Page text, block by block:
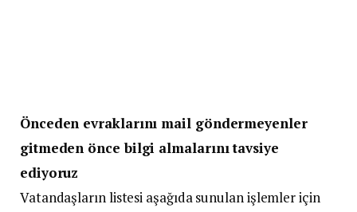
Önceden evraklarını mail göndermeyenler
gitmeden önce bilgi almalarını tavsiye
ediyoruz
Vatandaşların listesi aşağıda sunulan işlemler için